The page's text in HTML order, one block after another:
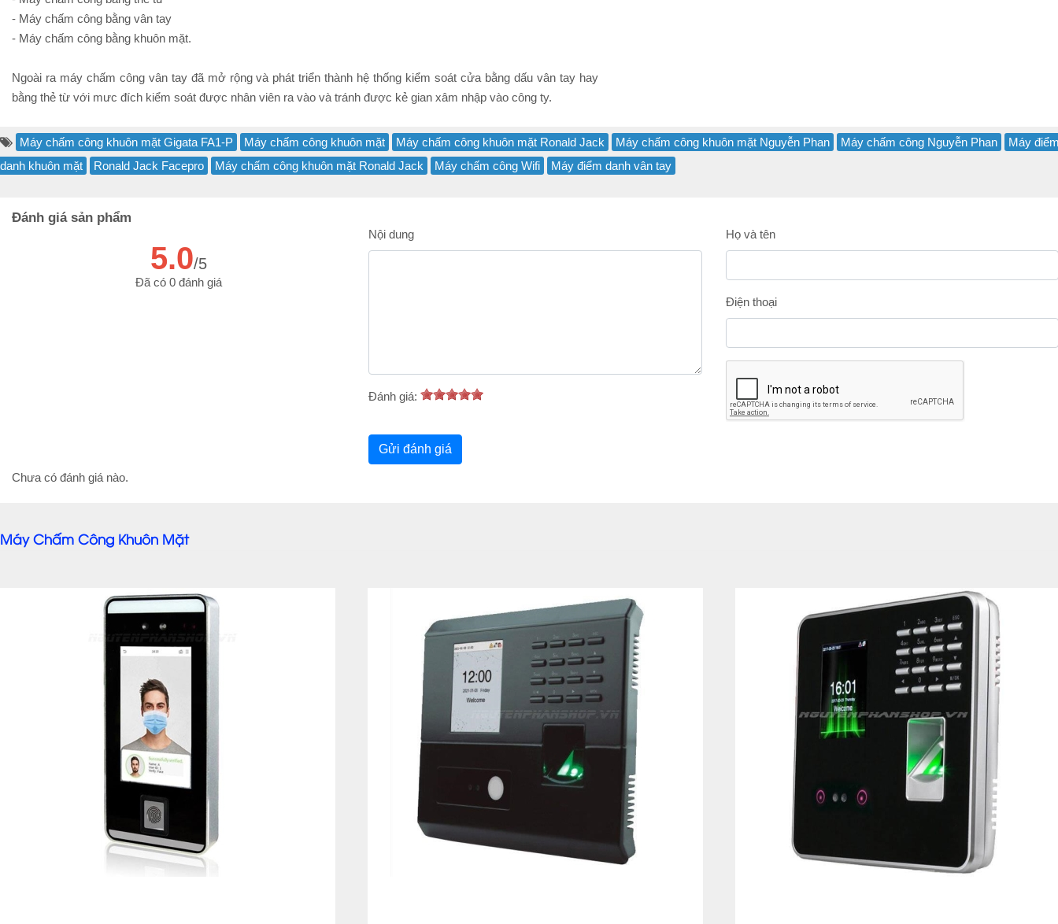
- Máy chấm công bằng vân tay
- Máy chấm công bằng khuôn mặt.
Ngoài ra máy chấm công vân tay đã mở rộng và phát triển thành hệ thống kiểm soát cửa bằng dấu vân tay hay
bằng thẻ từ với mưc đích kiểm soát được nhân viên ra vào và tránh được kẻ gian xâm nhập vào công ty.
Máy chấm công khuôn mặt Gigata FA1-P Máy chấm công khuôn mặt Máy chấm công khuôn mặt Ronald Jack Máy chấm công khuôn mặt Nguyễn Phan Máy chấm công Nguyễn Phan
Máy
danh khuôn mặt
Ronald Jack Facepro Máy chấm công khuôn mặt Ronald Jack Máy chấm công Wifi Máy điểm danh vân tay
Đánh giá sản phẩm
5.0/5
Đã có 0 đánh giá
Nội dung
Đánh giá:
Họ và tên
Điện thoại
Chưa có đánh giá nào.
Máy Chấm Công Khuôn Mặt